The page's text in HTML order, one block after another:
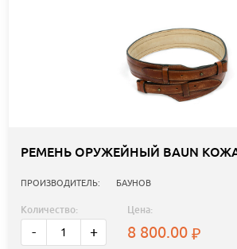
РЕМЕНЬ ОРУЖЕЙНЫЙ BAUN
ПРОИЗВОДИТЕЛЬ: БАУНОВ
Количество:
- +
Цена:
8 800.00